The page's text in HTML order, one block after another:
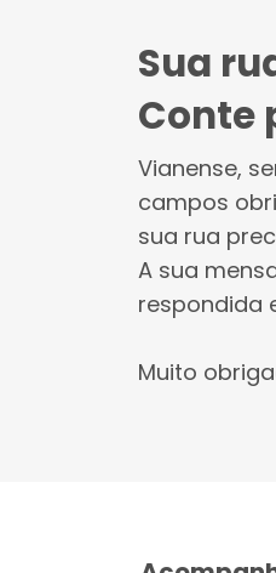
Sua
Conte
Vianense,
campos
sua rua
A sua
respondida
Muito